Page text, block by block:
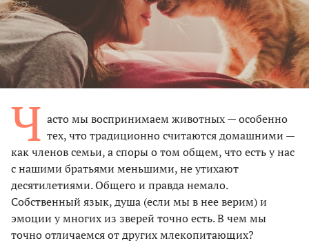
Ч асто мы воспринимаем животных — особенно
тех, что традиционно считаются домашними —
как членов семьи, а споры о том общем, что есть у нас
с нашими братьями меньшими, не утихают
десятилетиями. Общего и правда немало.
Собственный язык, душа (если мы в нее верим) и
эмоции у многих из зверей точно есть. В чем мы
точно отличаемся от других млекопитающих?